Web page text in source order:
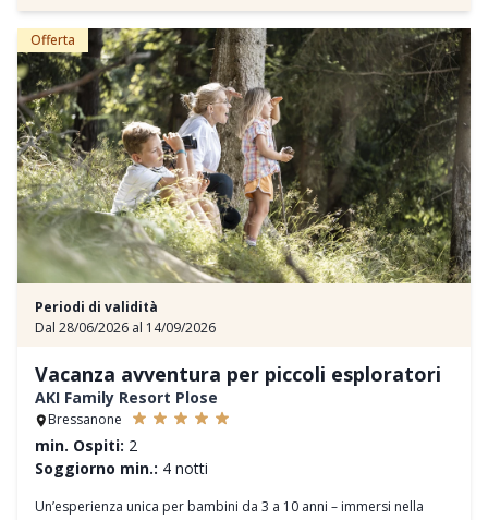
– Parcheggio sotterraneo direttamente in struttura
Highlight speciali:
– Escursioni guidate con lama e alpaca
– Utilizzo gratuito di bastoncini da trekking e zaini
– Mountain Blue Cocktail Bar con terrazza panoramica
Offerta
Periodi di validità
Dal 28/06/2026 al 14/09/2026
Vacanza avventura per piccoli esploratori
AKI Family Resort Plose
Bressanone
min. Ospiti: 2
Soggiorno min.: 4 notti
Un’esperienza unica per bambini da 3 a 10 anni – immersi nella